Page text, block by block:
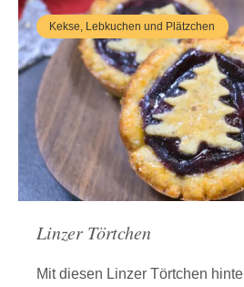
Linzer Törtchen
Mit diesen Linzer Törtchen
Kekse, Lebkuchen und Plätzchen